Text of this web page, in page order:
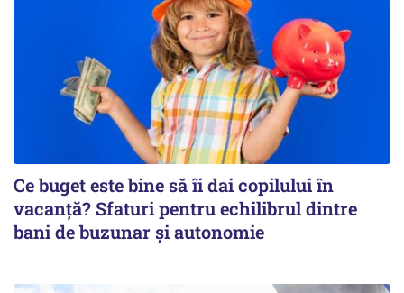
Ce buget este bine să îi dai copilului în
vacanță? Sfaturi pentru echilibrul dintre
bani de buzunar și autonomie